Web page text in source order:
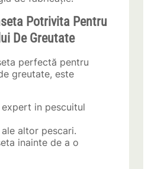
Potrivita Pentru
De Greutate
perfectă pentru
greutate, este
in pescuitul
altor pescari.
inainte de a o